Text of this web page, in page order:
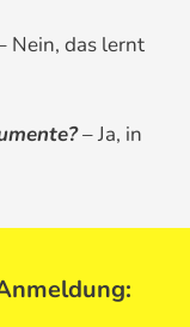
Nein, das lernt
– Ja, in
: